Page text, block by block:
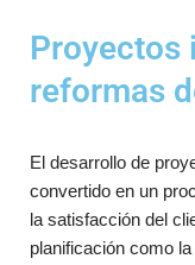
Proyectos
reformas
El desarrollo de
convertido en un
la satisfacción del
planificación como